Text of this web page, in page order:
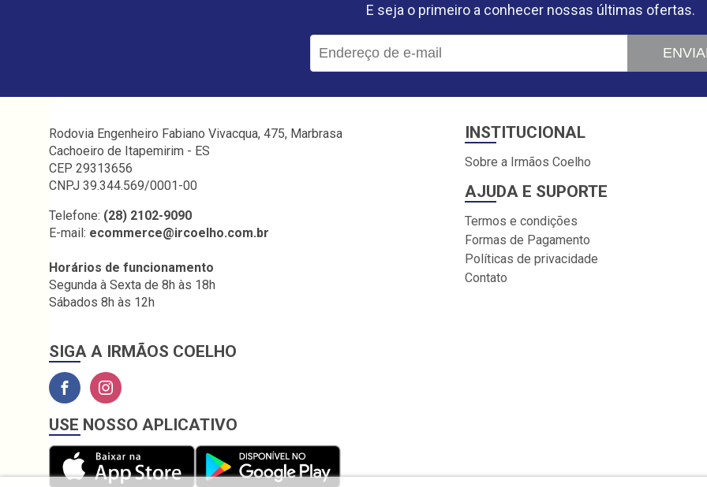
E seja o primeiro a conhecer nossas últimas ofertas.
Rodovia Engenheiro Fabiano Vivacqua, 475, Marbrasa
Cachoeiro de Itapemirim - ES
CEP 29313656
CNPJ 39.344.569/0001-00
Telefone: (28) 2102-9090
E-mail: ecommerce@ircoelho.com.br
Horários de funcionamento
Segunda à Sexta de 8h às 18h
Sábados 8h às 12h
SIGA A IRMÃOS COELHO
INSTITUCIONAL
Sobre a Irmãos Coelho
AJUDA E SUPORTE
Termos e condições
Formas de Pagamento
Políticas de privacidade
Contato
USE NOSSO APLICATIVO